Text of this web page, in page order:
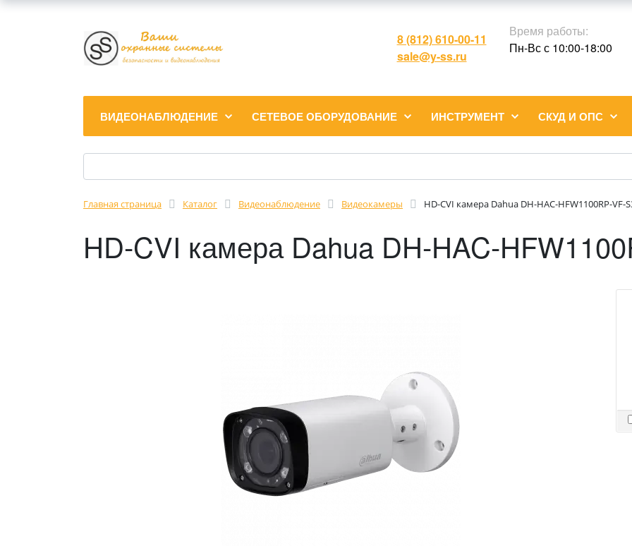
8 (812) 610-00-11
sale@y-ss.ru
Время работы:
Пн-Вс с 10:00-18:00
ВИДЕОНАБЛЮДЕНИЕ СЕТЕВОЕ ОБОРУДОВАНИЕ ИНСТРУМЕНТ СКУД И ОПС
Главная страница Каталог Видеонаблюдение Видеокамеры HD-CVI камера Dahua DH-HAC-HFW1100RP-VF-
HD-CVI камера Dahua DH-HAC-